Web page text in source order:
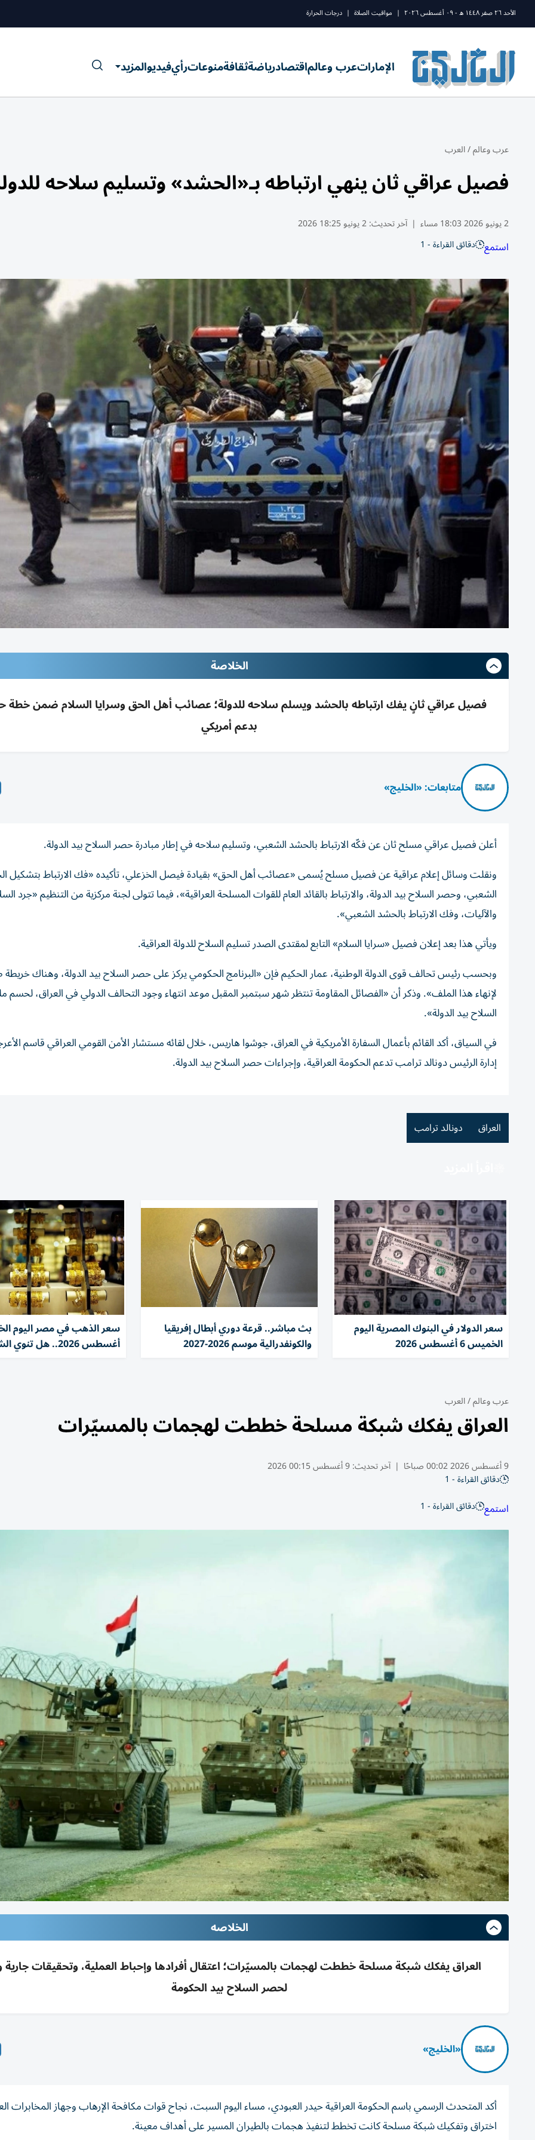
الأحد ٢٦ صفر ١٤٤٨ ه - ٠٩ أغسطس ٢٠٢٦ | مواقيت الصلاة | درجات الحرارة
الإماراتعرب وعالماقتصادرياضةثقافةمنوعاترأيفيديوالمزيد
عرب وعالم/العرب
فصيل عراقي ثان ينهي ارتباطه بـ«الحشد» وتسليم سلاحه
2 يونيو 2026 18:03 مساء | آخر تحديث:2 يونيو 18:25 2026
استمع دقائق القراءة - 1
الخلاصة
فصيل عراقي ثانٍ يفك ارتباطه بالحشد ويسلم سلاحه للدولة؛ عصائب أهل الحق وسرايا السلام ضمن خطة
بدعم أمريكي
متابعات: «الخليج»
أعلن فصيل عراقي مسلح ثان عن فكّه الارتباط بالحشد الشعبي، وتسليم سلاحه في إطار مبادرة حصر السلاح بيد الدولة.
ونقلت وسائل إعلام عراقية عن فصيل مسلح يُسمى «عصائب أهل الحق» بقيادة فيصل الخزعلي، تأكيده «فك الارتباط بتشكيل
الشعبي، وحصر السلاح بيد الدولة، والارتباط بالقائد العام للقوات المسلحة العراقية»، فيما تتولى لجنة مركزية من التنظيم «جرد
والآليات، وفك الارتباط بالحشد الشعبي».
ويأتي هذا بعد إعلان فصيل «سرايا السلام» التابع لمقتدى الصدر تسليم السلاح للدولة العراقية.
وبحسب رئيس تحالف قوى الدولة الوطنية، عمار الحكيم فإن «البرنامج الحكومي يركز على حصر السلاح بيد الدولة، وهناك
لإنهاء هذا الملف». وذكر أن «الفصائل المقاومة تنتظر شهر سبتمبر المقبل موعد انتهاء وجود التحالف الدولي في العراق،
السلاح بيد الدولة».
في السياق، أكد القائم بأعمال السفارة الأمريكية في العراق، جوشوا هاريس، خلال لقائه مستشار الأمن القومي العراقي قاسم
إدارة الرئيس دونالد ترامب تدعم الحكومة العراقية، وإجراءات حصر السلاح بيد الدولة.
العراق دونالد ترامب
سعر الدولار في البنوك المصرية اليوم
الخميس 6 أغسطس 2026
بث مباشر.. قرعة دوري أبطال إفريقيا
والكونفدرالية موسم 2026-2027 أغسطس 2026.. هل تنوي الشراء؟
عرب وعالم/العرب
العراق يفكك شبكة مسلحة خططت لهجمات بالمسيّرات
9 أغسطس 2026 00:02 صباحًا | آخر تحديث:9 أغسطس 00:15 2026
دقائق القراءة - 1
استمع دقائق القراءة - 1
الخلاصه
العراق يفكك شبكة مسلحة خططت لهجمات بالمسيّرات؛ اعتقال أفرادها وإحباط العملية، وتحقيقات جارية
لحصر السلاح بيد الحكومة
«الخليج»
أكد المتحدث الرسمي باسم الحكومة العراقية حيدر العبودي، مساء اليوم السبت، نجاح قوات مكافحة الإرهاب وجهاز المخابرات
اختراق وتفكيك شبكة مسلحة كانت تخطط لتنفيذ هجمات بالطيران المسير على أهداف معينة.